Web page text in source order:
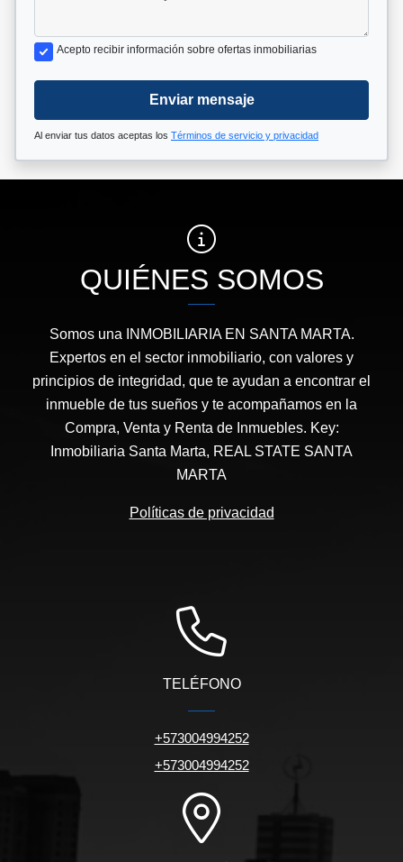
Acepto recibir información sobre ofertas inmobiliarias
Enviar mensaje
Al enviar tus datos aceptas los Términos de servicio y privacidad
QUIÉNES SOMOS
Somos una INMOBILIARIA EN SANTA MARTA.
Expertos en el sector inmobiliario, con valores y
principios de integridad, que te ayudan a encontrar el
inmueble de tus sueños y te acompañamos en la
Compra, Venta y Renta de Inmuebles. Key:
Inmobiliaria Santa Marta, REAL STATE SANTA
MARTA
Políticas de privacidad
TELÉFONO
+573004994252
+573004994252